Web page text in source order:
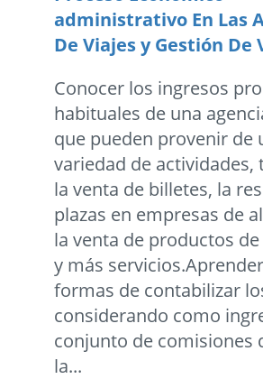
administrativo En Las
De Viajes y Gestión De
Conocer los ingresos
habituales de una
que pueden provenir de
variedad de actividades,
la venta de billetes, la
plazas en empresas de
la venta de productos
y más
formas de contabilizar
considerando como
conjunto de comisiones
la...